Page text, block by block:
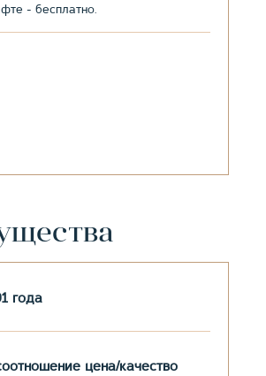
- бесплатно.
года
цена/качество